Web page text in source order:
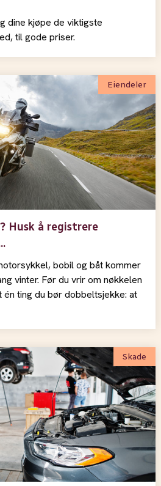
dine kjøpe de viktigste
til gode priser.
Eiendeler
Husk å registrere
bobil og båt kommer
vinter. Før du vrir om nøkkelen
ting du bør dobbeltsjekke: at
Skade